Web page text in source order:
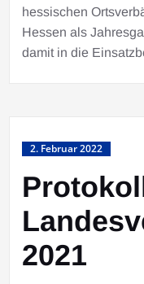
hessischen
Hessen als
damit in die
2. Februar 2022
2021